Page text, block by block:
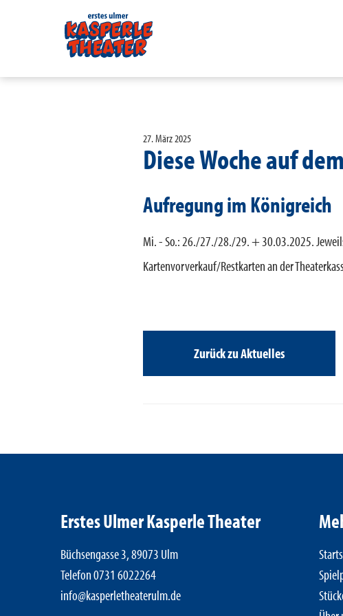
27. März 2025
Diese Woche auf
Aufregung im Königreich
Mi. - So.: 26./27./28./29. + 30.03.2025.
Kartenvorverkauf/Restkarten an der
Zurück zu Aktuelles
Erstes Ulmer Kasperle Theater
Büchsengasse 3, 89073 Ulm
Telefon 0731 6022264
info@kasperletheaterulm.de